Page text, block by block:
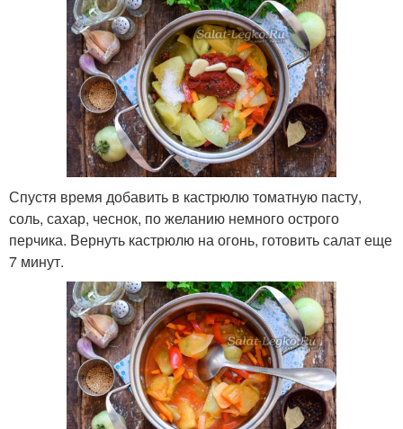
Спустя время добавить в кастрюлю томатную пасту,
соль, сахар, чеснок, по желанию немного острого
перчика. Вернуть кастрюлю на огонь, готовить салат еще
7 минут.